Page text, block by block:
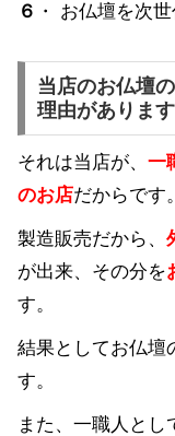
６ ・ お仏壇を次
当店のお仏壇
理由があります
それは当店が、 一
のお店だからです。
製造販売だから、
が出来、その分を
す。
結果としてお仏壇
す。
また、一職人と